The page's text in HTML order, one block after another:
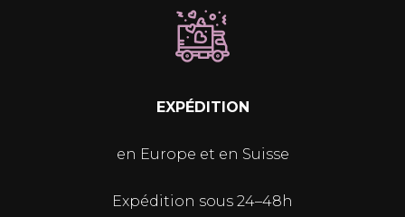
EXPÉDITION
en Europe et en Suisse
Expédition sous 24–48h